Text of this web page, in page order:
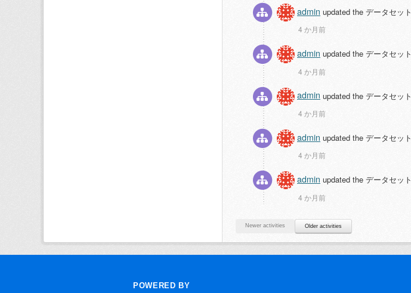
admin updated the データセット
4 か月前
admin updated the データセット
4 か月前
admin updated the データセット
4 か月前
admin updated the データセット
4 か月前
admin updated the データセット
4 か月前
Newer activities Older activities
POWERED BY